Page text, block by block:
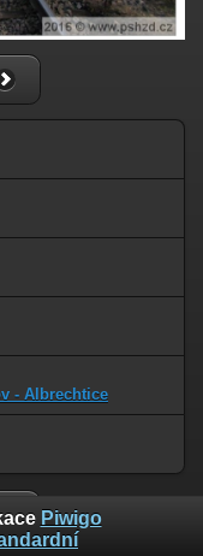
- Albrechtice
Piwigo